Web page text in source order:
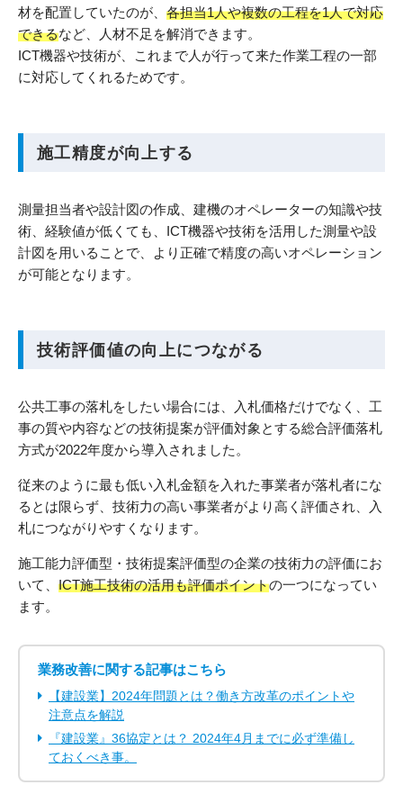
材を配置していたのが、 各担当1人や複数の工程を1人で対応
できるなど、人材不足を解消できます。
ICT機器や技術が、これまで人が行って来た作業工程の一部
に対応してくれるためです。
施工精度が向上する
測量担当者や設計図の作成、建機のオペレーターの知識や技
術、経験値が低くても、ICT機器や技術を活用した測量や設
計図を用いることで、より正確で精度の高いオペレーション
が可能となります。
技術評価値の向上につながる
公共工事の落札をしたい場合には、入札価格だけでなく、工
事の質や内容などの技術提案が評価対象とする総合評価落札
方式が2022年度から導入されました。
従来のように最も低い入札金額を入れた事業者が落札者にな
るとは限らず、技術力の高い事業者がより高く評価され、入
札につながりやすくなります。
施工能力評価型・技術提案評価型の企業の技術力の評価にお
いて、 ICT施工技術の活用も評価ポイントの一つになってい
ます。
業務改善に関する記事はこちら
【建設業】2024年問題とは？働き方改革のポイントや
注意点を解説
『建設業』36協定とは？ 2024年4月までに必ず準備し
ておくべき事。